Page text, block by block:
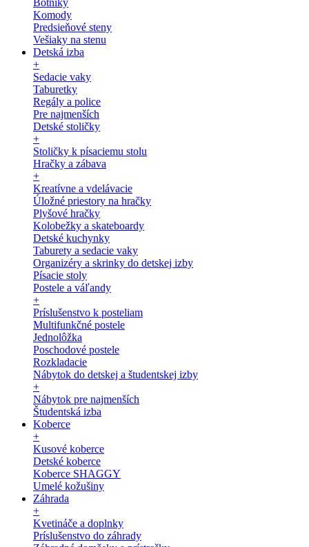
Botníky
Komody
Predsieňové steny
Vešiaky na stenu
Detská izba
+
Sedacie vaky
Taburetky
Regály a police
Pre najmenších
Detské stoličky
+
Stoličky k písaciemu stolu
Hračky a zábava
+
Kreatívne a vdelávacie
Úložné priestory na hračky
Plyšové hračky
Kolobežky a skateboardy
Detské kuchynky
Taburety a sedacie vaky
Organizéry a skrinky do detskej izby
Písacie stoly
Postele a váľandy
+
Príslušenstvo k posteliam
Multifunkčné postele
Jednolôžka
Poschodové postele
Rozkladacie
Nábytok do detskej a študentskej izby
+
Nábytok pre najmenších
Študentská izba
Koberce
+
Kusové koberce
Detské koberce
Koberce SHAGGY
Umelé kožušiny
Záhrada
+
Kvetináče a doplnky
Príslušenstvo do záhrady